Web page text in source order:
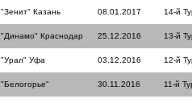
"Зенит" Казань 08.01.2017 14-й
"Динамо" Краснодар 25.12.2016 13-й
"Урал" Уфа 03.12.2016 12-й
"Белогорье" 30.11.2016 11-й